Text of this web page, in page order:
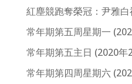
紅塵競跑奪榮冠：尹雅白
常年期第五周星期一
常年期第五主日 (2020年
常年期第四周星期六